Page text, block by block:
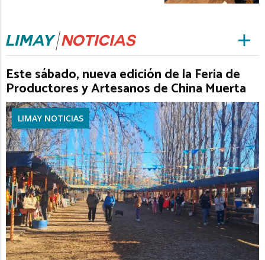
Este sábado, nueva edición de la Feria de
Productores y Artesanos de China Muerta
LIMAY NOTICIAS